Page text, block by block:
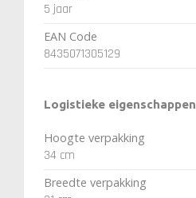
5 jaar
EAN Code
8435071305129
Logistieke eigenschappen
Hoogte verpakking
34 cm
Breedte verpakking